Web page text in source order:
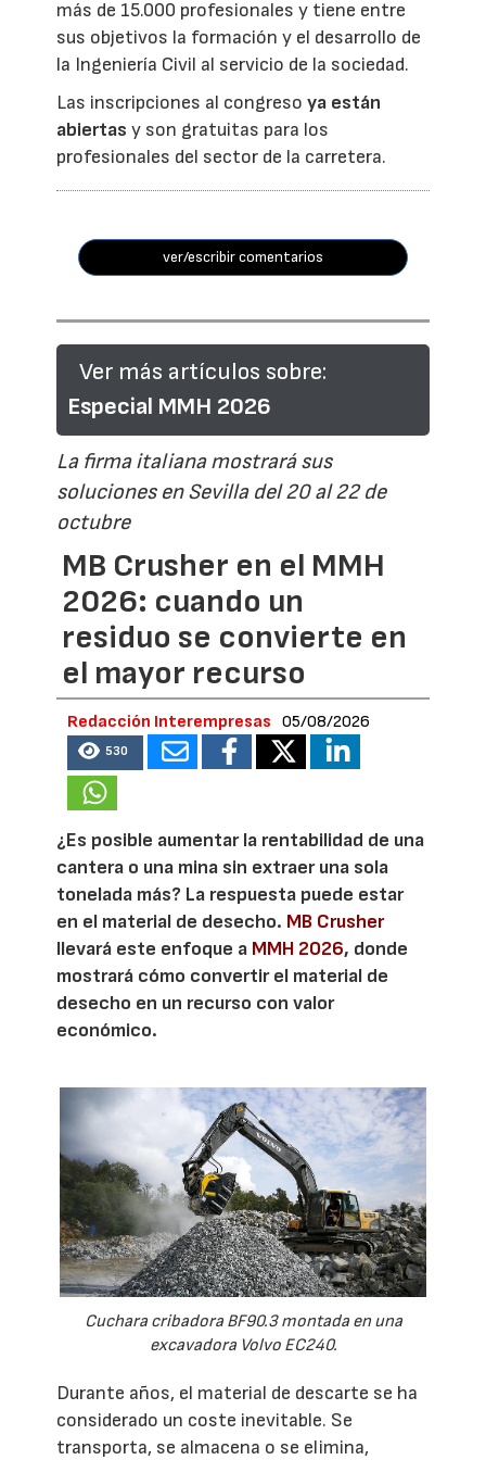
más de 15.000 profesionales y tiene entre
sus objetivos la formación y el desarrollo de
la Ingeniería Civil al servicio de la sociedad.
Las inscripciones al congresoya están
abiertas y son gratuitas para los
profesionales del sector de la carretera.
ver/escribir comentarios
Ver más artículos sobre:
Especial MMH 2026
La firma italiana mostrará sus
soluciones en Sevilla del 20 al 22 de
octubre
MB Crusher en el MMH
2026: cuando un
residuo se convierte en
el mayor recurso
Redacción Interempresas 05/08/2026
530
¿Es posible aumentar la rentabilidad de una
cantera o una mina sin extraer una sola
tonelada más? La respuesta puede estar
en el material de desecho. MB Crusher
llevará este enfoque a MMH 2026, donde
mostrará cómo convertir el material de
desecho en un recurso con valor
económico.
Cuchara cribadora BF90.3 montada en una
excavadora Volvo EC240.
Durante años, el material de descarte se ha
considerado un coste inevitable. Se
transporta, se almacena o se elimina,